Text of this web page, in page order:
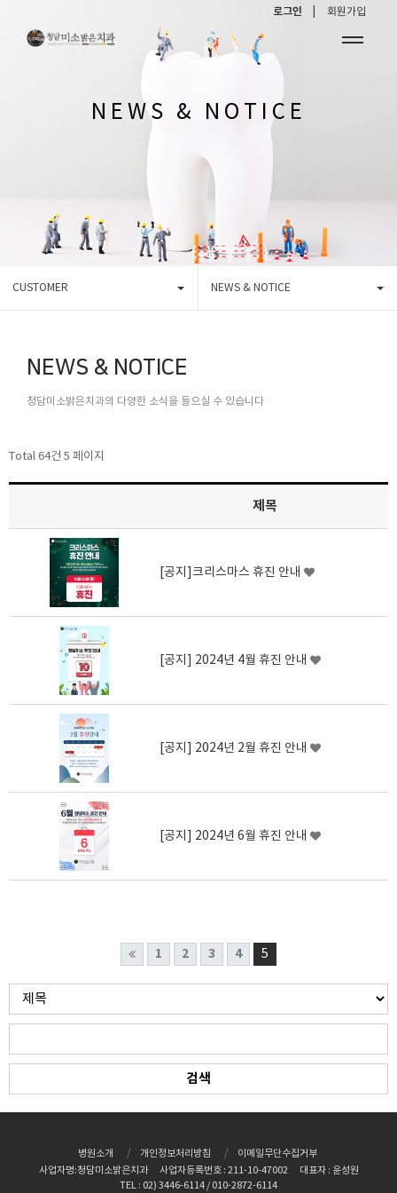
로그인 | 회원가입
NEWS & NOTICE
CUSTOMER NEWS & NOTICE
NEWS & NOTICE
청담미소밝은치과의 다양한 소식을 들으실 수 있습니다
Total 64건 5 페이지
제목
[공지]크리스마스 휴진 안내
[공지] 2024년 4월 휴진 안내
[공지] 2024년 2월 휴진 안내
[공지] 2024년 6월 휴진 안내
1 2 3 4 5
병원소개 개인정보처리방침
이메일무단수집거부
사업자명:청담미소밝은치과
사업자등록번호 : 211-10-47002
대표자 : 윤성원
TEL : 02) 3446-6114 / 010-2872-6114